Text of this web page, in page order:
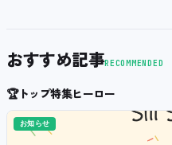
おすすめ記事RECOMMENDED
🏆トップ特集ヒーロー
お知らせ